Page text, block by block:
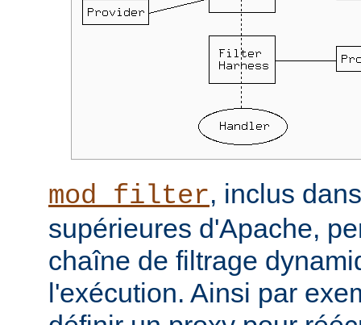
mod_filter, inclus
supérieures d'Apache,
chaîne de filtrage
l'exécution. Ainsi par